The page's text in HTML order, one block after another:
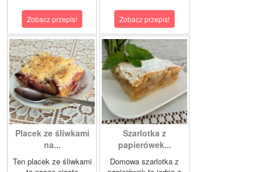
Zobacz przepis! Zobacz przepis!
Placek ze śliwkami
na...
Ten placek ze śliwkami
Szarlotka z
papierówek...
Domowa szarlotka z